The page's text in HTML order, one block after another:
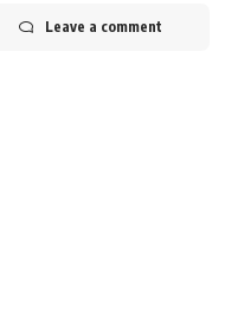
Leave a comment